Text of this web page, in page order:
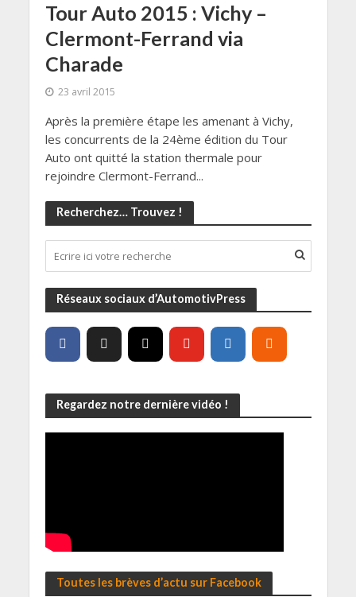
Tour Auto 2015 : Vichy –
Clermont-Ferrand via
Charade
23 avril 2015
Après la première étape les amenant à Vichy,
les concurrents de la 24ème édition du Tour
Auto ont quitté la station thermale pour
rejoindre Clermont-Ferrand...
Recherchez… Trouvez !
Réseaux sociaux d’AutomotivPress
Regardez notre dernière vidéo !
Toutes les brèves d’actu sur Facebook